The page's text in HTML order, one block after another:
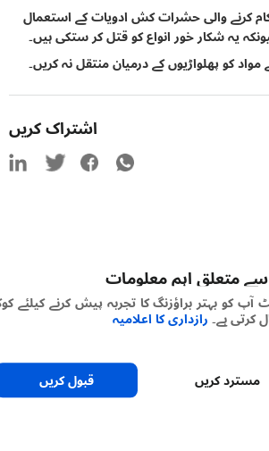
والی حشرات کش ادویات کے استعمال
شکار خور انواع کو قتل کر ستکی ہیں۔
کو پھلواڑیوں کے درمیان منتقل نہ کریں۔
اشتراک کریں
اہم معلومات
بہتر براؤزنگ کا تجربہ پیش کرنے کیلئے کوکیز
ہے۔رازداری کا اعلامیہ
کریں قبول کریں